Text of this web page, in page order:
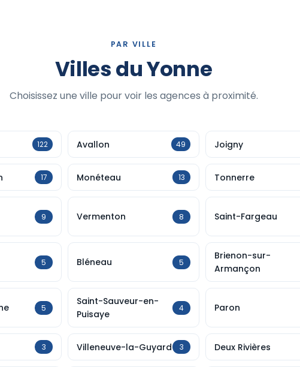
PAR VILLE
Villes du Yonne
Choisissez une ville pour voir les agences à proximité.
122 Avallon 49 Joigny
17 Monéteau 13 Tonnerre
9 Vermenton 8 Saint-Fargeau
5 Bléneau 5
Brienon-sur-
Armançon
5
Saint-Sauveur-en-
Puisaye
4 Paron
3 Villeneuve-la-Guyard 3 Deux Rivières